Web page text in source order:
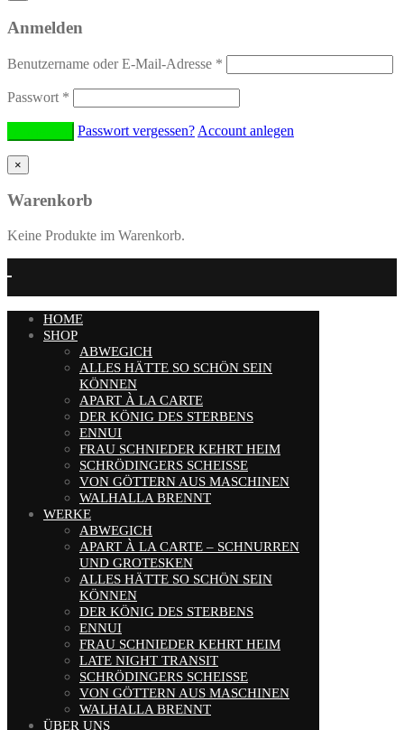
Anmelden
Benutzername oder E-Mail-Adresse *
Passwort *
Passwort vergessen? Account anlegen
×
Warenkorb
Keine Produkte im Warenkorb.
HOME
SHOP
ABWEGICH
ALLES HÄTTE SO SCHÖN SEIN
KÖNNEN
APART À LA CARTE
DER KÖNIG DES STERBENS
ENNUI
FRAU SCHNIEDER KEHRT HEIM
SCHRÖDINGERS SCHEISSE
VON GÖTTERN AUS MASCHINEN
WALHALLA BRENNT
WERKE
ABWEGICH
APART À LA CARTE – SCHNURREN
UND GROTESKEN
ALLES HÄTTE SO SCHÖN SEIN
KÖNNEN
DER KÖNIG DES STERBENS
ENNUI
FRAU SCHNIEDER KEHRT HEIM
LATE NIGHT TRANSIT
SCHRÖDINGERS SCHEISSE
VON GÖTTERN AUS MASCHINEN
WALHALLA BRENNT
ÜBER UNS